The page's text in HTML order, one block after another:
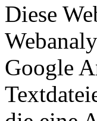
Diese
Google